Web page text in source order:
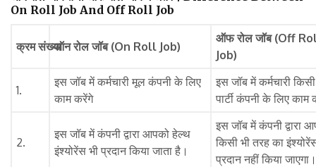
On Roll Job And Off Roll Job
क्रम संख्याऑन रोल जॉब (On Roll Job)
ऑफ रोल जॉब (Off
Job)
1.
इस जॉब में कर्मचारी मूल कंपनी के लिए
काम करेंगे
इस जॉब में कर्मचारी
पार्टी कंपनी के लिए
2.
इस जॉब में कंपनी द्वारा आपको हेल्थ
इंश्योरेंस भी प्रदान किया जाता है।
इस जॉब में कंपनी द्वारा
किसी भी तरह का
प्रदान नहीं किया